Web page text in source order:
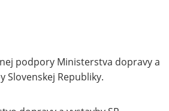
podpory Ministerstva dopravy a
Slovenskej Republiky.